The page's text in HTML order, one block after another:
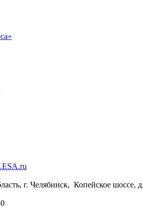
г. Челябинск, Копейское шоссе,